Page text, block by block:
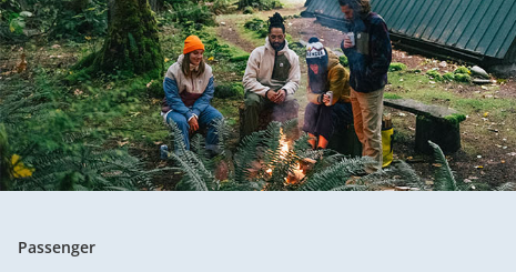
Svizzera (Italiano)
France
Suomi
United Kingdom
Passenger